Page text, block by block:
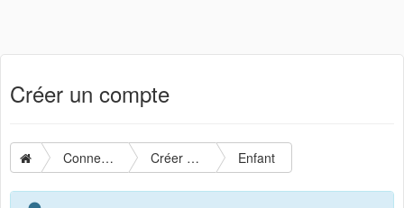
Créer un compte
Connexion Créer un compte Enfant